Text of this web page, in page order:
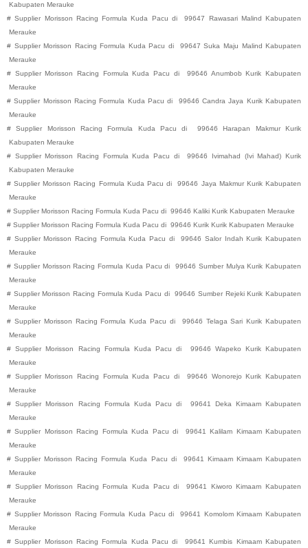
Kabupaten Merauke
# Supplier Morisson Racing Formula Kuda Pacu di 99647 Rawasari Malind Kabupaten
Merauke
# Supplier Morisson Racing Formula Kuda Pacu di 99647 Suka Maju Malind Kabupaten
Merauke
# Supplier Morisson Racing Formula Kuda Pacu di 99646 Anumbob Kurik Kabupaten
Merauke
# Supplier Morisson Racing Formula Kuda Pacu di 99646 Candra Jaya Kurik Kabupaten
Merauke
#
Supplier Morisson Racing Formula Kuda Pacu di 99646 Harapan Makmur
Kurik
Kabupaten Merauke
# Supplier Morisson Racing Formula Kuda Pacu di 99646 Ivimahad (Ivi Mahad) Kurik
Kabupaten Merauke
# Supplier Morisson Racing Formula Kuda Pacu di 99646 Jaya Makmur Kurik Kabupaten
Merauke
# Supplier Morisson Racing Formula Kuda Pacu di 99646 Kaliki Kurik Kabupaten Merauke
# Supplier Morisson Racing Formula Kuda Pacu di 99646 Kurik Kurik Kabupaten Merauke
# Supplier Morisson Racing Formula Kuda Pacu di 99646 Salor Indah Kurik Kabupaten
Merauke
# Supplier Morisson Racing Formula Kuda Pacu di 99646 Sumber Mulya Kurik Kabupaten
Merauke
# Supplier Morisson Racing Formula Kuda Pacu di 99646 Sumber Rejeki Kurik Kabupaten
Merauke
# Supplier Morisson Racing Formula Kuda Pacu di 99646 Telaga Sari Kurik Kabupaten
Merauke
# Supplier Morisson Racing Formula Kuda Pacu di 99646 Wapeko Kurik Kabupaten
Merauke
# Supplier Morisson Racing Formula Kuda Pacu di 99646 Wonorejo Kurik Kabupaten
Merauke
# Supplier Morisson Racing Formula Kuda Pacu di 99641 Deka Kimaam Kabupaten
Merauke
# Supplier Morisson Racing Formula Kuda Pacu di 99641 Kalilam Kimaam Kabupaten
Merauke
# Supplier Morisson Racing Formula Kuda Pacu di 99641 Kimaam Kimaam Kabupaten
Merauke
# Supplier Morisson Racing Formula Kuda Pacu di 99641 Kiworo Kimaam Kabupaten
Merauke
# Supplier Morisson Racing Formula Kuda Pacu di 99641 Komolom Kimaam Kabupaten
Merauke
# Supplier Morisson Racing Formula Kuda Pacu di 99641 Kumbis Kimaam Kabupaten